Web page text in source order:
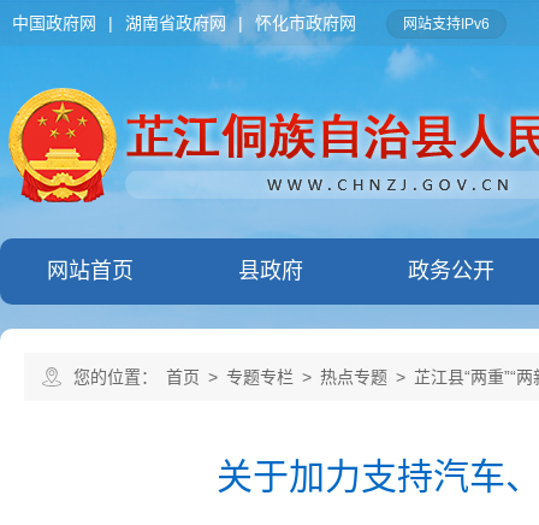
中国政府网 | 湖南省政府网 | 怀化市政府网 网站支持IPv6
网站首页 县政府 政务公开
您的位置： 首页 > 专题专栏 > 热点专题 > 芷江县“两重”“
关于加力支持汽车